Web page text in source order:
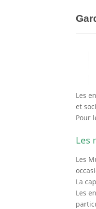
Les
et
Pour
Les
Les
La
Les